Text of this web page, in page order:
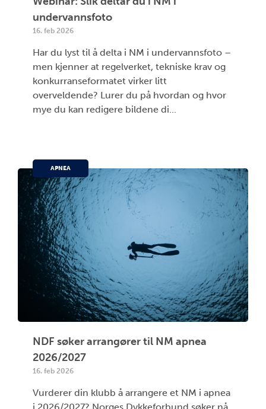
undervannsfoto
16. feb 2026
Har du lyst til å delta i NM i undervannsfoto –
men kjenner at regelverket, tekniske krav og
konkurranseformatet virker litt
overveldende? Lurer du på hvordan og hvor
mye du kan redigere bildene di...
APNEA
NDF søker arrangører til NM apnea
2026/2027
16. feb 2026
Vurderer din klubb å arrangere et NM i apnea